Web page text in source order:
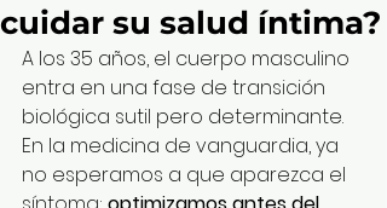
cuidar su salud íntima?
A los 35 años, el cuerpo masculino
entra en una fase de transición
biológica sutil pero determinante.
En la medicina de vanguardia, ya
no esperamos a que aparezca el